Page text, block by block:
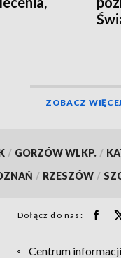
ZOBACZ WIĘCEJ
/ GORZÓW WLKP. /
/ RZESZÓW /
Dołącz do nas:
Centrum